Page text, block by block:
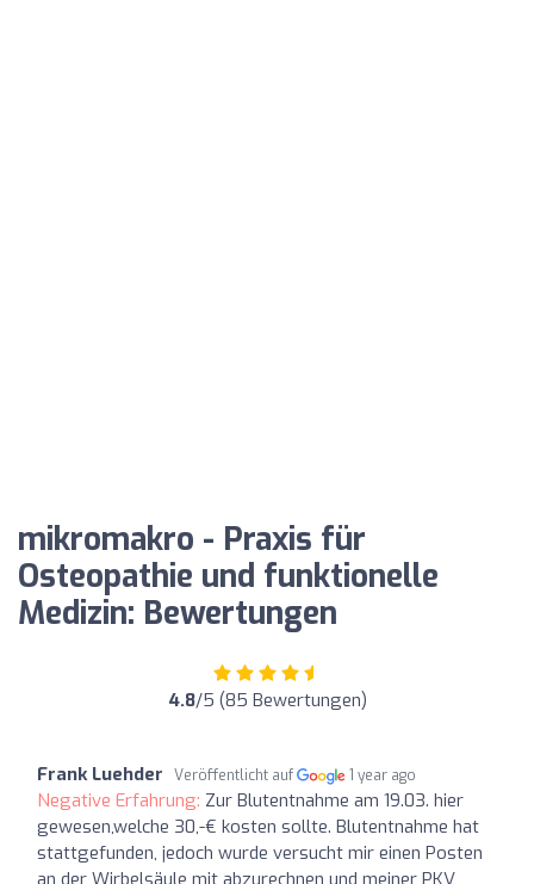
mikromakro - Praxis für
Osteopathie und funktionelle
Medizin: Bewertungen
4.8/5 (85 Bewertungen)
Frank Luehder Veröffentlicht auf 1 year ago
Negative Erfahrung: Zur Blutentnahme am 19.03. hier
gewesen,welche 30,-€ kosten sollte. Blutentnahme hat
stattgefunden, jedoch wurde versucht mir einen Posten
an der Wirbelsäule mit abzurechnen und meiner PKV